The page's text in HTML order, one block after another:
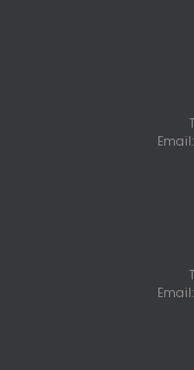
Email:
Email: